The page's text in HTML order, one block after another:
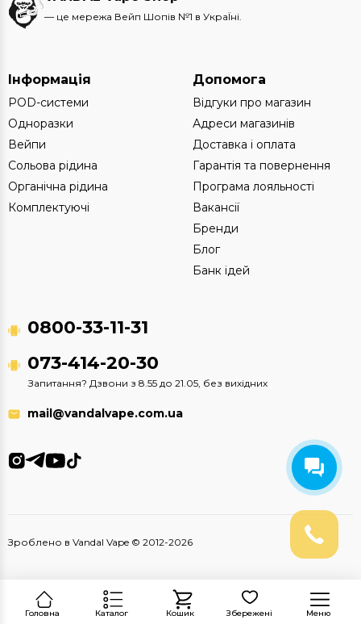
Головна Каталог Кошик Збережені Меню
— це мережа Вейп Шопів №1 в УкраЇні.
Інформація
POD-системи
Одноразки
Вейпи
Сольова рідина
Органічна рідина
Комплектуючі
Допомога
Відгуки про магазин
Адреси магазинів
Доставка і оплата
Гарантія та повернення
Програма лояльності
Вакансії
Бренди
Блог
Банк ідей
0800-33-11-31
073-414-20-30
Запитання? Дзвони з 8.55 до 21.05, без вихідних
mail@vandalvape.com.ua
Зроблено в Vandal Vape © 2012-2026